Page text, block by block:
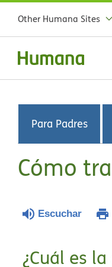
Other Humana Sites
Para Padres
Cómo
Escuchar
¿Cuál es